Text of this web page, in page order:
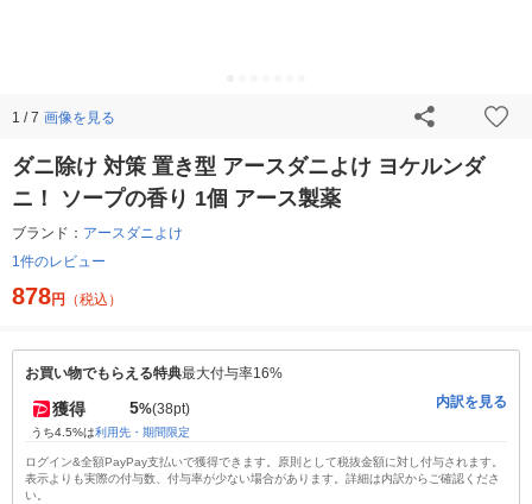
1 / 7 画像を見る
ダニ除け 対策 置き型 アースダニよけ ヨケルンダ
ニ！ ソープの香り 1個 アース製薬
ブランド： アースダニよけ
1件のレビュー
878円 （税込）
お買い物でもらえる特典最大付与率16%
獲得 5%(38pt)
うち4.5%は利用先・期間限定
内訳を見る
ログイン&全額PayPay支払いで獲得できます。原則として税抜金額に対し付与されます。
表示よりも実際の付与数、付与率が少ない場合があります。詳細は内訳からご確認くださ
い。